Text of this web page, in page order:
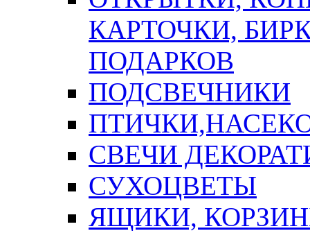
КАРТОЧКИ,
ПОДАРКОВ
ПОДСВЕЧНИКИ
СВЕЧИ
СУХОЦВЕТЫ
ЯЩИКИ,